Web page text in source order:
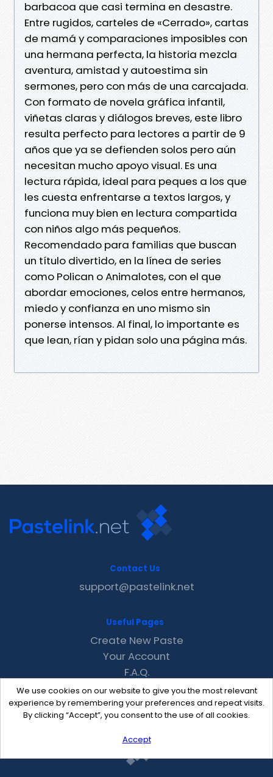
barbacoa que casi termina en desastre.
Entre rugidos, carteles de «Cerrado», cartas
de mamá y comparaciones imposibles con
una hermana perfecta, la historia mezcla
aventura, amistad y autoestima sin
sermones, pero con más de una carcajada.
Con formato de novela gráfica infantil,
viñetas claras y diálogos breves, este libro
resulta perfecto para lectores a partir de 9
años que ya se defienden solos pero aún
necesitan mucho apoyo visual. Es una
lectura rápida, ideal para peques a los que
les cuesta enfrentarse a textos largos, y
funciona muy bien en lectura compartida
con niños algo más pequeños.
Recomendado para familias que buscan
un título divertido, en la línea de series
como Polican o Animalotes, con el que
abordar emociones, celos entre hermanos,
miedo y confianza en uno mismo sin
ponerse intensos. Al final, lo importante es
que lean, rían y pidan solo una página más.
We use cookies on our website to give you the most relevant
experience by remembering your preferences and repeat visits.
By clicking “Accept”, you consent to the use of all cookies.
Accept
Contact Us
support@pastelink.net
Useful Pages
Create New Paste
Your Account
F.A.Q.
Recent
Contact